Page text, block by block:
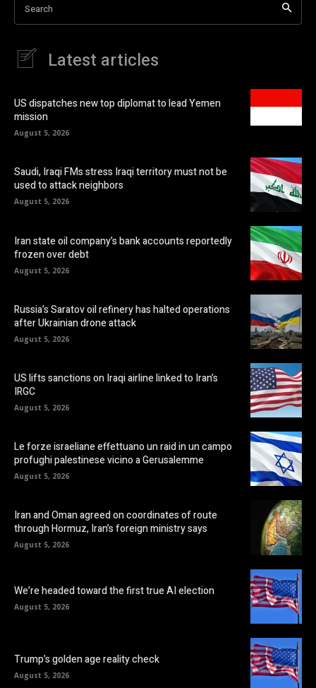
Search
Latest articles
US dispatches new top diplomat to lead Yemen
mission
August 5, 2026
Saudi, Iraqi FMs stress Iraqi territory must not be
used to attack neighbors
August 5, 2026
Iran state oil company’s bank accounts reportedly
frozen over debt
August 5, 2026
Russia’s Saratov oil refinery has halted operations
after Ukrainian drone attack
August 5, 2026
US lifts sanctions on Iraqi airline linked to Iran’s
IRGC
August 5, 2026
Le forze israeliane effettuano un raid in un campo
profughi palestinese vicino a Gerusalemme
August 5, 2026
Iran and Oman agreed on coordinates of route
through Hormuz, Iran’s foreign ministry says
August 5, 2026
We’re headed toward the first true AI election
August 5, 2026
Trump’s golden age reality check
August 5, 2026